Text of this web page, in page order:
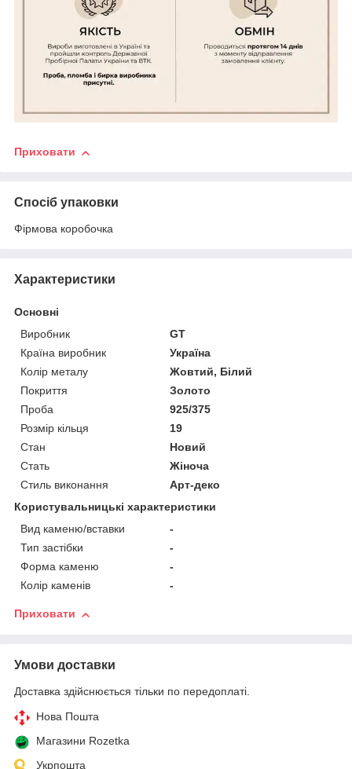
Приховати
Спосіб упаковки
Фірмова коробочка
Характеристики
Основні
Виробник
GT
Країна виробник
Україна
Колір металу
Жовтий, Білий
Покриття
Золото
Проба
925/375
Розмір кільця
19
Стан
Новий
Стать
Жіноча
Стиль виконання
Арт-деко
Користувальницькі характеристики
Вид каменю/вставки
-
Тип застібки
-
Форма каменю
-
Колір каменів
-
Приховати
Умови доставки
Доставка здійснюється тільки по передоплаті.
Нова Пошта
Магазини Rozetka
Укрпошта